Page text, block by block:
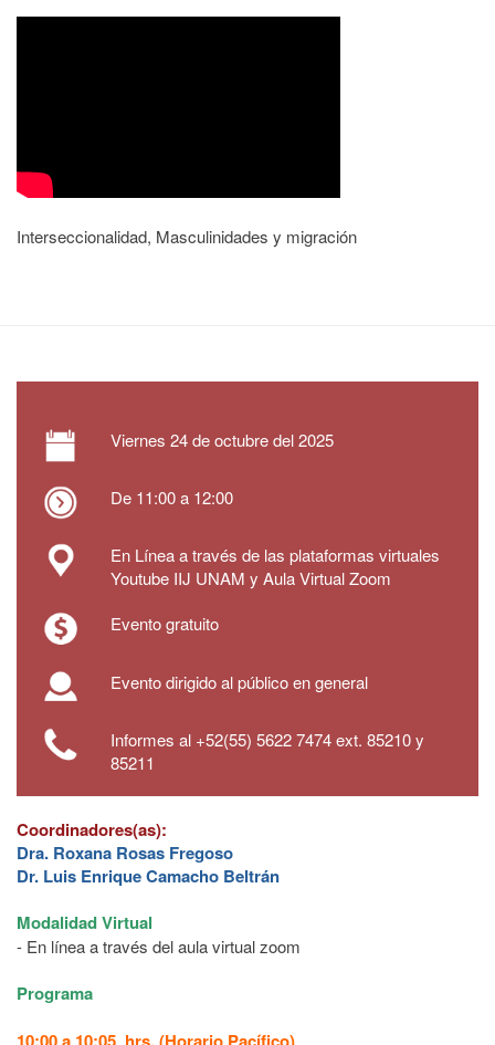
Interseccionalidad, Masculinidades y migración
Viernes 24 de octubre del 2025
De 11:00 a 12:00
En Línea a través de las plataformas virtuales
Youtube IIJ UNAM y Aula Virtual Zoom
Evento gratuito
Evento dirigido al público en general
Informes al +52(55) 5622 7474 ext. 85210 y
85211
Coordinadores(as):
Dra. Roxana Rosas Fregoso
Dr. Luis Enrique Camacho Beltrán
Modalidad Virtual
- En línea a través del aula virtual zoom
Programa